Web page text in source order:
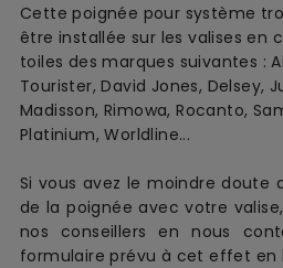
Cette poignée pour système
être installée sur les valises en
toiles des marques suivantes :
Tourister, David Jones, Delsey,
Madisson, Rimowa, Rocanto,
Platinium, Worldline...
Si vous avez le moindre
de la poignée avec votre
nos conseillers en nous
formulaire prévu à cet effet en